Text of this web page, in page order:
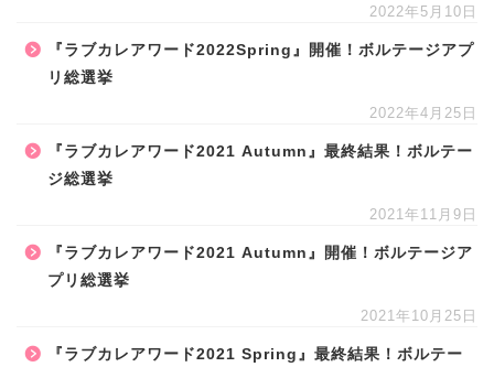
2022年5月10日
『ラブカレアワード2022Spring』開催！ボルテージアプ
リ総選挙
2022年4月25日
『ラブカレアワード2021 Autumn』最終結果！ボルテー
ジ総選挙
2021年11月9日
『ラブカレアワード2021 Autumn』開催！ボルテージア
プリ総選挙
2021年10月25日
『ラブカレアワード2021 Spring』最終結果！ボルテー